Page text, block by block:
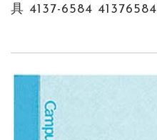
具 4137-6584 41376584